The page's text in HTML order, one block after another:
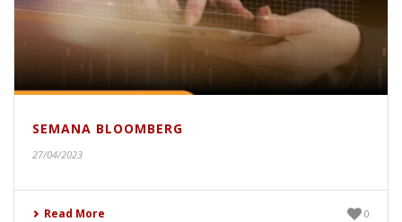
SEMANA BLOOMBERG
27/04/2023
Read More 0